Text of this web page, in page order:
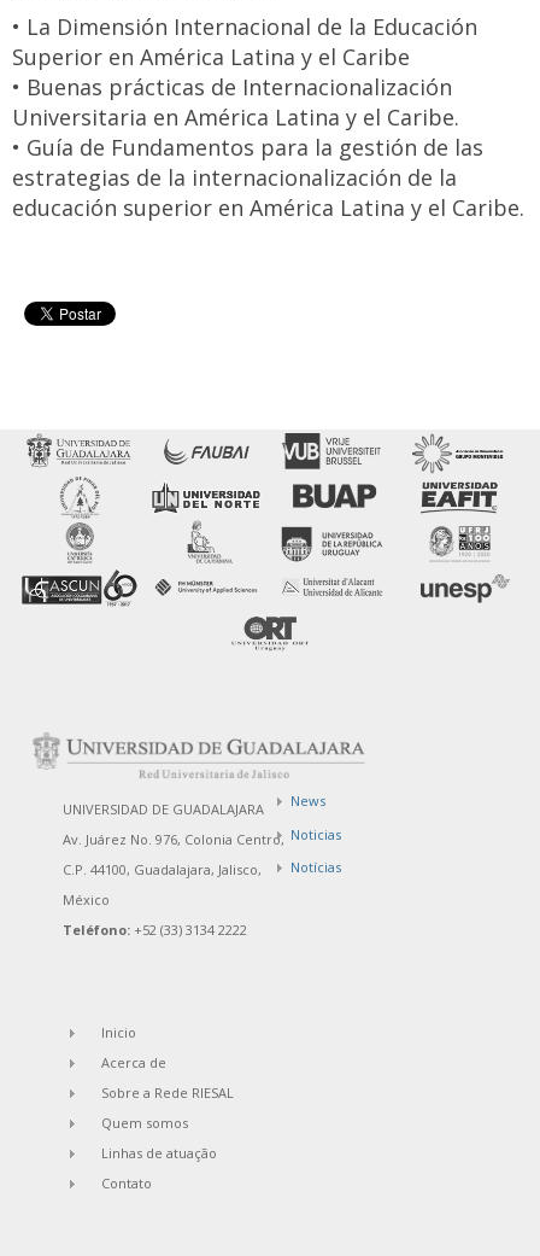
• La Dimensión Internacional de la Educación
Superior en América Latina y el Caribe
• Buenas prácticas de Internacionalización
Universitaria en América Latina y el Caribe.
• Guía de Fundamentos para la gestión de las
estrategias de la internacionalización de la
educación superior en América Latina y el Caribe.
UNIVERSIDAD DE GUADALAJARA
Av. Juárez No. 976, Colonia Centro,
C.P. 44100, Guadalajara, Jalisco,
México
Teléfono: +52 (33) 3134 2222
News
Noticias
Notícias
Inicio
Acerca de
Sobre a Rede RIESAL
Quem somos
Linhas de atuação
Contato